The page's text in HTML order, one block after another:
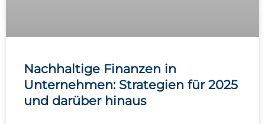
Nachhaltige Finanzen in
Unternehmen: Strategien für 2025
und darüber hinaus